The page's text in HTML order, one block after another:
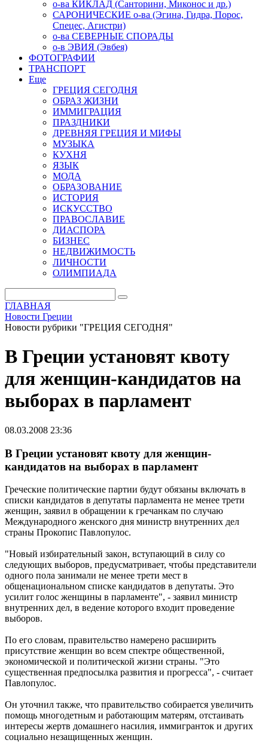
о-ва КИКЛАД (Санторини, Миконос и др.)
САРОНИЧЕСКИЕ о-ва (Эгина, Гидра, Порос,
Спецес, Агистри)
о-ва СЕВЕРНЫЕ СПОРАДЫ
о-в ЭВИЯ (Эвбея)
ФОТОГРАФИИ
ТРАНСПОРТ
Еще
ГРЕЦИЯ СЕГОДНЯ
ОБРАЗ ЖИЗНИ
ИММИГРАЦИЯ
ПРАЗДНИКИ
ДРЕВНЯЯ ГРЕЦИЯ И МИФЫ
МУЗЫКА
КУХНЯ
ЯЗЫК
МОДА
ОБРАЗОВАНИЕ
ИСТОРИЯ
ИСКУССТВО
ПРАВОСЛАВИЕ
ДИАСПОРА
БИЗНЕС
НЕДВИЖИМОСТЬ
ЛИЧНОСТИ
ОЛИМПИАДА
ГЛАВНАЯ
Новости Греции
Новости рубрики "ГРЕЦИЯ СЕГОДНЯ"
В Греции установят квоту
для женщин-кандидатов на
выборах в парламент
08.03.2008 23:36
В Греции установят квоту для женщин-
кандидатов на выборах в парламент
Греческие политические партии будут обязаны включать в
списки кандидатов в депутаты парламента не менее трети
женщин, заявил в обращении к гречанкам по случаю
Международного женского дня министр внутренних дел
страны Прокопис Павлопулос.
"Новый избирательный закон, вступающий в силу со
следующих выборов, предусматривает, чтобы представители
одного пола занимали не менее трети мест в
общенациональном списке кандидатов в депутаты. Это
усилит голос женщины в парламенте", - заявил министр
внутренних дел, в ведение которого входит проведение
выборов.
По его словам, правительство намерено расширить
присутствие женщин во всем спектре общественной,
экономической и политической жизни страны. "Это
существенная предпосылка развития и прогресса", - считает
Павлопулос.
Он уточнил также, что правительство собирается увеличить
помощь многодетным и работающим матерям, отстаивать
интересы жертв домашнего насилия, иммигранток и других
социально незащищенных женщин.